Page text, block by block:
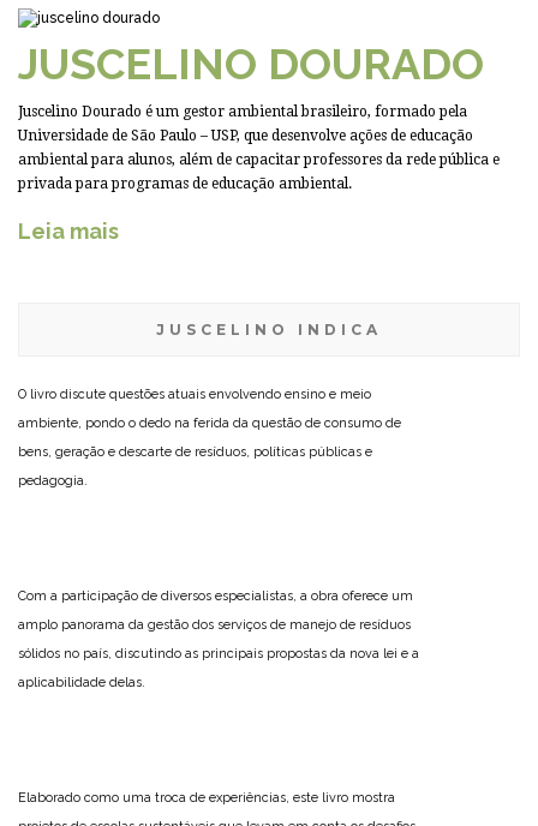
JUSCELINO DOURADO
Juscelino Dourado é um gestor ambiental brasileiro, formado pela
Universidade de São Paulo – USP, que desenvolve ações de educação
ambiental para alunos, além de capacitar professores da rede pública e
privada para programas de educação ambiental.
Leia mais
JUSCELINO INDICA
O livro discute questões atuais envolvendo ensino e meio
ambiente, pondo o dedo na ferida da questão de consumo de
bens, geração e descarte de resíduos, políticas públicas e
pedagogia.
Com a participação de diversos especialistas, a obra oferece um
amplo panorama da gestão dos serviços de manejo de resíduos
sólidos no país, discutindo as principais propostas da nova lei e a
aplicabilidade delas.
Elaborado como uma troca de experiências, este livro mostra